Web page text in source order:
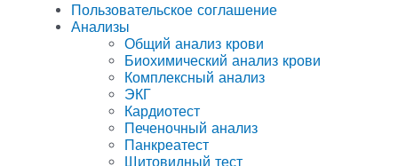
Пользовательское соглашение
Анализы
Общий анализ крови
Биохимический анализ крови
Комплексный анализ
ЭКГ
Кардиотест
Печеночный анализ
Панкреатест
Щитовидный тест